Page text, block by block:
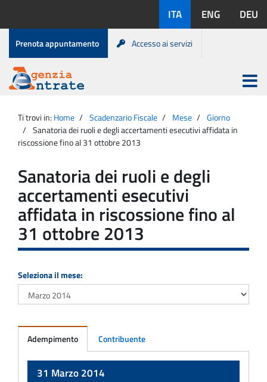
contenuto
disponibili:
ITA ENG DEU
Menu
di
servizio
Prenota appuntamento Accesso ai servizi
Agenzia
Entrate
Apri
menu
principale
Ti trovi in: Home Scadenzario Fiscale Mese
Giorno
Sanatoria dei ruoli e degli accertamenti esecutivi affidata in
riscossione fino al 31 ottobre 2013
Sanatoria dei ruoli e degli
accertamenti esecutivi
affidata in riscossione fino al
31 ottobre 2013
Seleziona il mese:
Adempimento Contribuente
31 Marzo 2014